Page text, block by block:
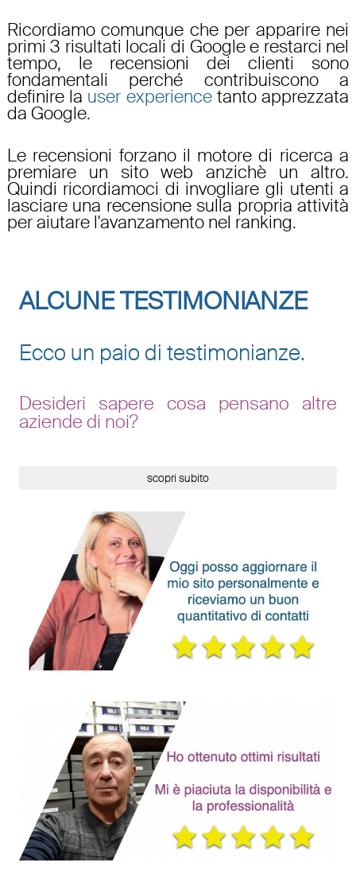
Ricordiamo comunque che per apparire nei
primi 3 risultati locali di Google e restarci nel
tempo, le recensioni dei clienti sono
fondamentali perché contribuiscono a
definire la user experiencetanto apprezzata
da Google.
Le recensioni forzano il motore di ricerca a
premiare un sito web anzichè un altro.
Quindi ricordiamoci di invogliare gli utenti a
lasciare una recensione sulla propria attività
per aiutare l'avanzamento nel ranking.
ALCUNE TESTIMONIANZE
Ecco un paio di testimonianze.
Desideri sapere cosa pensano altre
aziende di noi?
scopri subito